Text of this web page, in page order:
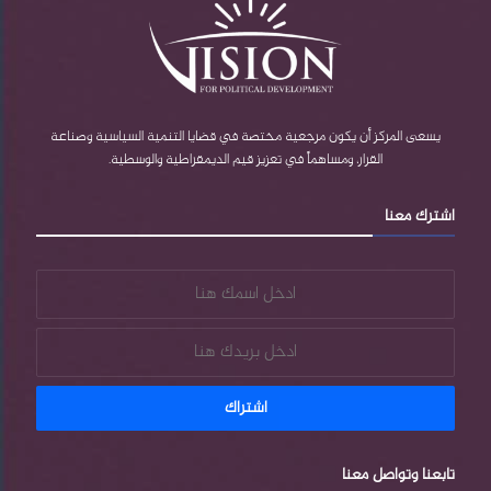
u
b
e
P
r
e
ر
ا
م
ب
يسعى المركز أن يكون مرجعية مختصة في قضايا التنمية السياسية وصناعة
القرار، ومساهماً في تعزيز قيم الديمقراطية والوسطية.
اشترك معنا
تابعنا وتواصل معنا